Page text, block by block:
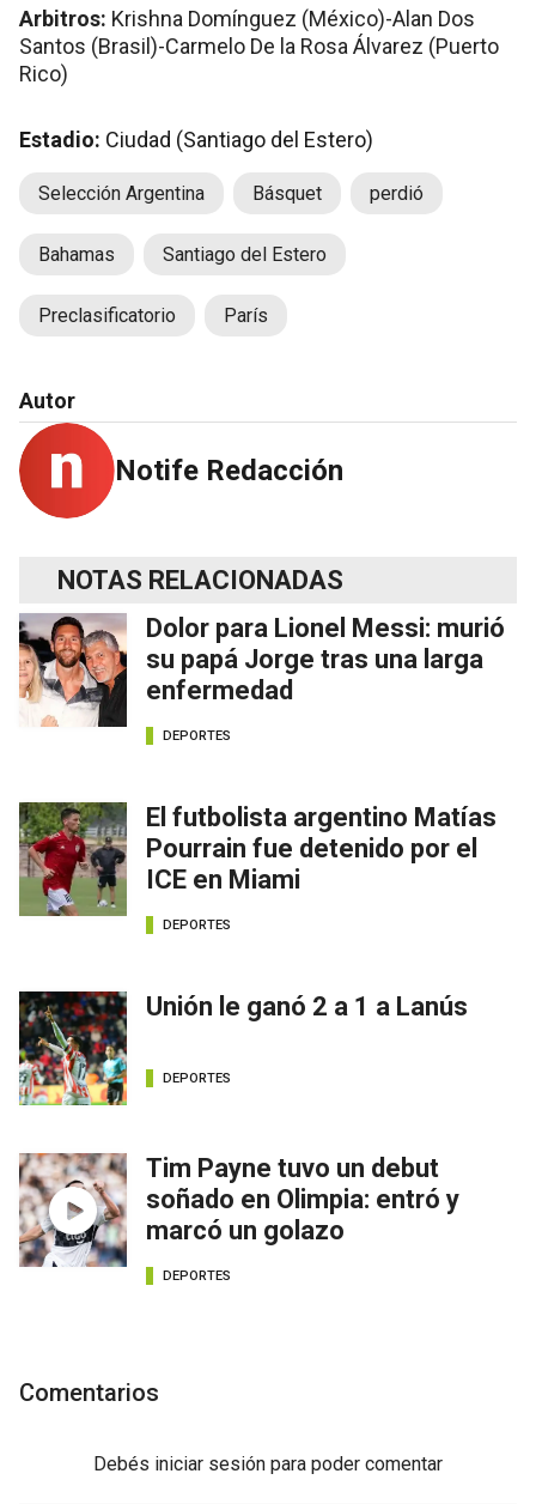
Arbitros: Krishna Domínguez (México)-Alan Dos
Santos (Brasil)-Carmelo De la Rosa Álvarez (Puerto
Rico)
Estadio: Ciudad (Santiago del Estero)
Selección Argentina Básquet perdió
Bahamas Santiago del Estero
Preclasificatorio París
Autor
Notife Redacción
NOTAS RELACIONADAS
Dolor para Lionel Messi: murió
su papá Jorge tras una larga
enfermedad
DEPORTES
El futbolista argentino Matías
Pourrain fue detenido por el
ICE en Miami
DEPORTES
Unión le ganó 2 a 1 a Lanús
DEPORTES
Tim Payne tuvo un debut
soñado en Olimpia: entró y
marcó un golazo
DEPORTES
Comentarios
Debés iniciar sesión para poder comentar